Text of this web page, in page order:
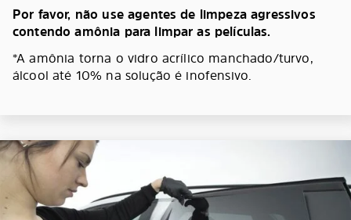
Por favor, não use agentes de limpeza agressivos
contendo amônia para limpar as películas.
*A amônia torna o vidro acrílico manchado/turvo,
álcool até 10% na solução é inofensivo.